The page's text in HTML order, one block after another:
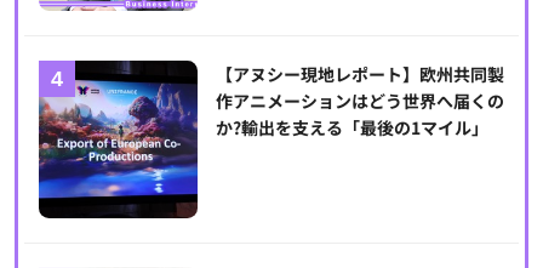
【アヌシー現地レポート】欧州共同製
作アニメーションはどう世界へ届くの
か?輸出を支える「最後の1マイル」